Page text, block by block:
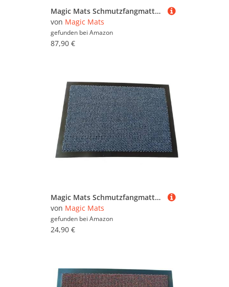
Magic Mats Schmutzfangmatte Türmatte Bern Farbe Braun ca. 120 x 300 cm
von Magic Mats
gefunden bei Amazon
87,90 €
Magic Mats Schmutzfangmatte Türmatte Bern Farbe Blau ca. 60 x 150 cm
von Magic Mats
gefunden bei Amazon
24,90 €